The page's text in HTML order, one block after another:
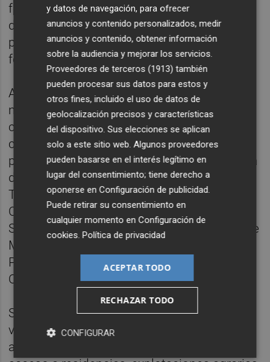
forestal (hasta 500 metros); y la suspensión
de cualquier tipo de autorización otorgada
para circulación deportiva por terrenos
forestales.
Además, con motivo de esta situación
meteorológica extraordinaria, se prohíbe
circular por las pistas y caminos forestales,
con cualquier tipo de vehículo, bicicleta o a
pie, dentro de los parques naturales de Serra
d'Irta, Penyagolosa, Desert de les Palmes,
Tinença de Benifassà, Serra d'Espadà, Serra
Calderona, Chera-Sot de Chera, Puebla de
San Miguel, Túria, Hoces del Cabriel, Serra de
Mariola, Font Roja, el Montgó, Serra Gelada,
Prat de Cabanes-Torreblanca y Marjal Pego-
Oliva, así como la zona forestal de l'Albufera.
Se exceptúan, en estos casos, el tránsito de
vehículos para actuaciones de gestión,
abastecimiento, mantenimiento, vigilancia,
y datos de navegación, para ofrecer
anuncios y contenido personalizados, medir
anuncios y contenido, obtener información
sobre la audiencia y mejorar los servicios.
Proveedores de terceros (1913) también
pueden procesar sus datos para estos y
otros fines, incluido el uso de datos de
geolocalización precisos y características
del dispositivo. Sus elecciones se aplican
solo a este sitio web. Algunos proveedores
pueden basarse en el interés legítimo en
lugar del consentimiento; tiene derecho a
oponerse enConfiguración de publicidad
Puede retirar su consentimiento en
cualquier momento enConfiguración de
cookies .Política de privacidad
ACEPTAR TODO
RECHAZAR TODO
CONFIGURAR